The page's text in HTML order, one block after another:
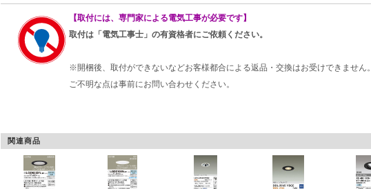
【取付には、専門家による電気工事が必要です】
取付は「電気工事士」の有資格者にご依頼ください。
※開梱後、取付ができないなどお客様都合による返品・交換はお受けできません。
ご不明な点は事前にお問い合わせください。
関連商品